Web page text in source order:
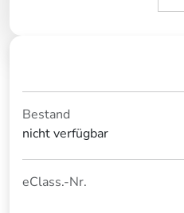
Bestand
nicht verfügbar
eClass.-Nr.